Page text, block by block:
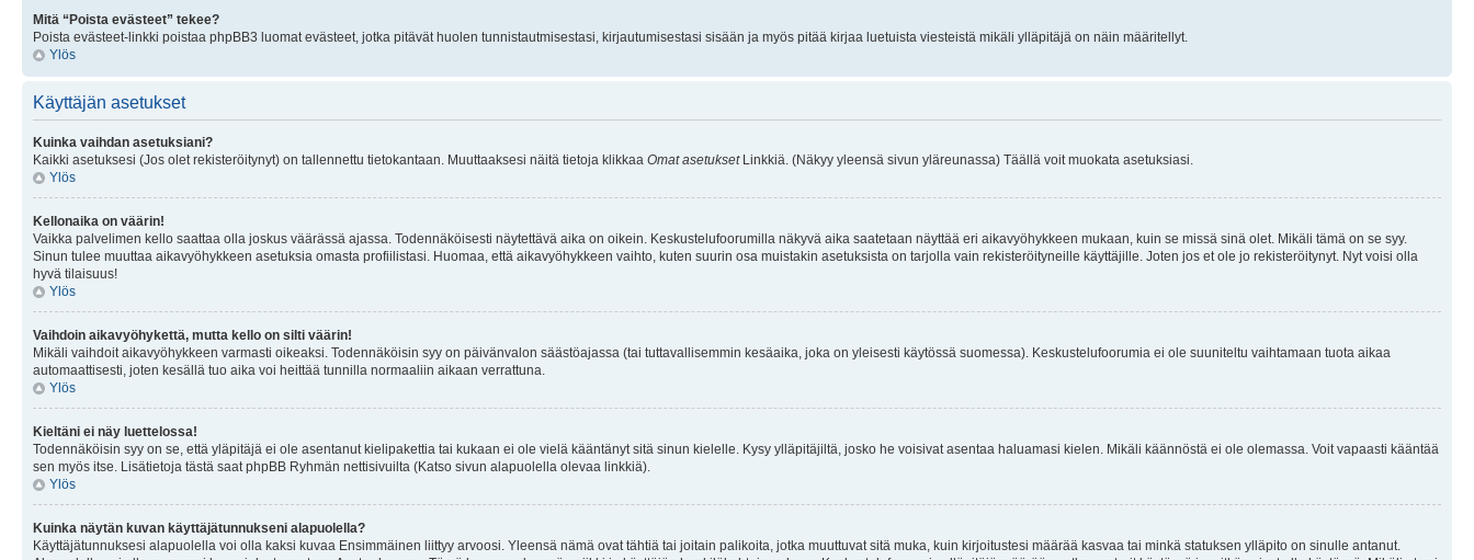
Mitä “Poista evästeet” tekee?
Poista evästeet-linkki poistaa phpBB3 luomat evästeet, jotka pitävät huolen tunnistautmisestasi, kirjautumisestasi sisään ja myös pitää kirjaa luetuista viesteistä mikäli ylläpitäjä on näin määritellyt.
Ylös
Käyttäjän asetukset
Kuinka vaihdan asetuksiani?
Kaikki asetuksesi (Jos olet rekisteröitynyt) on tallennettu tietokantaan. Muuttaaksesi näitä tietoja klikkaa Omat asetuksetLinkkiä. (Näkyy yleensä sivun yläreunassa) Täällä voit muokata asetuksiasi.
Ylös
Kellonaika on väärin!
Vaikka palvelimen kello saattaa olla joskus väärässä ajassa. Todennäköisesti näytettävä aika on oikein. Keskustelufoorumilla näkyvä aika saatetaan näyttää eri aikavyöhykkeen mukaan, kuin se missä sinä olet. Mikäli tämä on se syy.
Sinun tulee muuttaa aikavyöhykkeen asetuksia omasta profiilistasi. Huomaa, että aikavyöhykkeen vaihto, kuten suurin osa muistakin asetuksista on tarjolla vain rekisteröityneille käyttäjille. Joten jos et ole jo rekisteröitynyt. Nyt voisi olla
hyvä tilaisuus!
Ylös
Vaihdoin aikavyöhykettä, mutta kello on silti väärin!
Mikäli vaihdoit aikavyöhykkeen varmasti oikeaksi. Todennäköisin syy on päivänvalon säästöajassa (tai tuttavallisemmin kesäaika, joka on yleisesti käytössä suomessa). Keskustelufoorumia ei ole suuniteltu vaihtamaan tuota aikaa
automaattisesti, joten kesällä tuo aika voi heittää tunnilla normaaliin aikaan verrattuna.
Ylös
Kieltäni ei näy luettelossa!
Todennäköisin syy on se, että yläpitäjä ei ole asentanut kielipakettia tai kukaan ei ole vielä kääntänyt sitä sinun kielelle. Kysy ylläpitäjiltä, josko he voisivat asentaa haluamasi kielen. Mikäli käännöstä ei ole olemassa. Voit vapaasti kääntää
sen myös itse. Lisätietoja tästä saat phpBB Ryhmän nettisivuilta (Katso sivun alapuolella olevaa linkkiä).
Ylös
Kuinka näytän kuvan käyttäjätunnukseni alapuolella?
Käyttäjätunnuksesi alapuolella voi olla kaksi kuvaa Ensimmäinen liittyy arvoosi. Yleensä nämä ovat tähtiä tai joitain palikoita, jotka muuttuvat sitä muka, kuin kirjoitustesi määrää kasvaa tai minkä statuksen ylläpito on sinulle antanut.